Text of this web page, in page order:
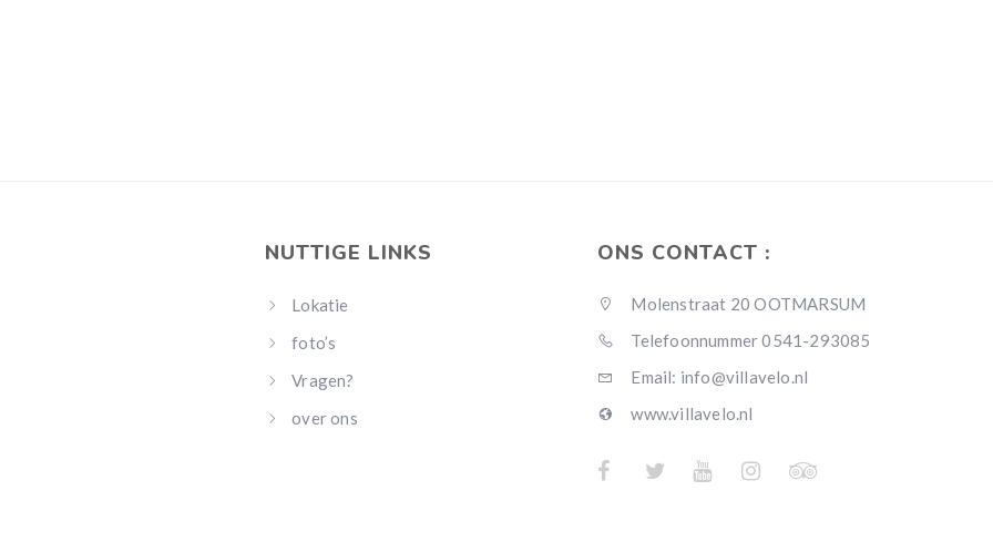
NUTTIGE LINKS
Lokatie
foto’s
Vragen?
over ons
ONS CONTACT :
Molenstraat 20 OOTMARSUM
Telefoonnummer 0541-293085
Email: info@villavelo.nl
www.villavelo.nl